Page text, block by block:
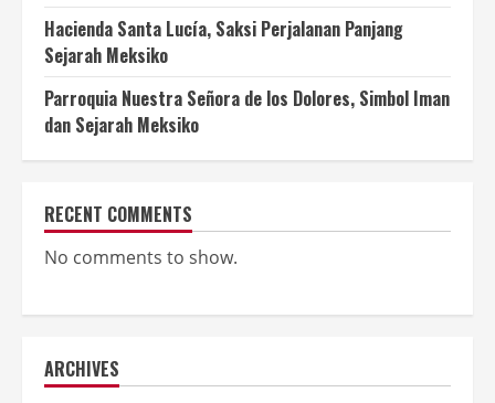
Hacienda Santa Lucía, Saksi Perjalanan Panjang
Sejarah Meksiko
Parroquia Nuestra Señora de los Dolores, Simbol Iman
dan Sejarah Meksiko
RECENT COMMENTS
No comments to show.
ARCHIVES